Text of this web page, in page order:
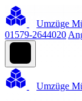
Umzüge
01579-2644020
Umzüge